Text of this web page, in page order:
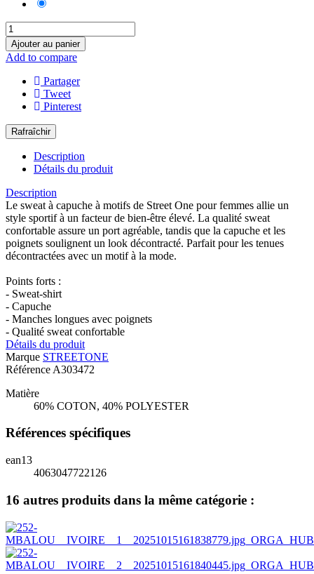
brown
Ajouter au panier
Add to compare
Partager
Tweet
Pinterest
Description
Détails du produit
Description
Le sweat à capuche à motifs de Street One pour femmes allie un
style sportif à un facteur de bien-être élevé. La qualité sweat
confortable assure un port agréable, tandis que la capuche et les
poignets soulignent un look décontracté. Parfait pour les tenues
décontractées avec un motif à la mode.
Points forts :
- Sweat-shirt
- Capuche
- Manches longues avec poignets
- Qualité sweat confortable
Détails du produit
Marque STREETONE
Référence A303472
Matière
60% COTON, 40% POLYESTER
Références spécifiques
ean13
4063047722126
16 autres produits dans la même catégorie :